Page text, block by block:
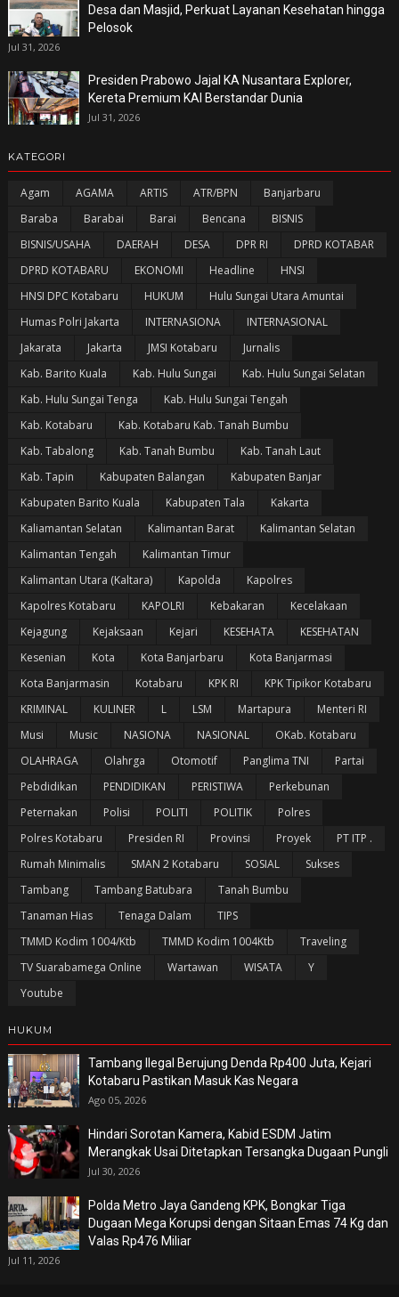
Desa dan Masjid, Perkuat Layanan Kesehatan hingga
Pelosok
Jul 31, 2026
Presiden Prabowo Jajal KA Nusantara Explorer,
Kereta Premium KAI Berstandar Dunia
Jul 31, 2026
KATEGORI
Agam AGAMA ARTIS ATR/BPN
Banjarbaru
Baraba
Barabai Barai Bencana
BISNIS
BISNIS/USAHA
DAERAH DESA DPR RI
DPRD KOTABAR
DPRD KOTABARU
EKONOMI Headline
HNSI
HNSI DPC Kotabaru
HUKUM
Hulu Sungai Utara Amuntai
Humas Polri Jakarta
INTERNASIONA
INTERNASIONAL
Jakarata
Jakarta JMSI Kotabaru
Jurnalis
Kab. Barito Kuala
Kab. Hulu Sungai
Kab. Hulu Sungai Selatan
Kab. Hulu Sungai Tenga
Kab. Hulu Sungai Tengah
Kab. Kotabaru
Kab. Kotabaru Kab. Tanah Bumbu
Kab. Tabalong
Kab. Tanah Bumbu
Kab. Tanah Laut
Kab. Tapin
Kabupaten Balangan
Kabupaten Banjar
Kabupaten Barito Kuala
Kabupaten Tala
Kakarta
Kaliamantan Selatan
Kalimantan Barat
Kalimantan Selatan
Kalimantan Tengah
Kalimantan Timur
Kalimantan Utara (Kaltara)
Kapolda
Kapolres
Kapolres Kotabaru
KAPOLRI Kebakaran
Kecelakaan
Kejagung
Kejaksaan Kejari KESEHATA
KESEHATAN
Kesenian
Kota Kota Banjarbaru
Kota Banjarmasi
Kota Banjarmasin
Kotabaru KPK RI
KPK Tipikor Kotabaru
KRIMINAL
KULINER L LSM Martapura
Menteri RI
Musi
Music NASIONA NASIONAL
OKab. Kotabaru
OLAHRAGA
Olahrga Otomotif Panglima TNI
Partai
Pebdidikan
PENDIDIKAN PERISTIWA
Perkebunan
Peternakan
Polisi POLITI POLITIK
Polres
Polres Kotabaru
Presiden RI Provinsi Proyek
PT ITP .
Rumah Minimalis
SMAN 2 Kotabaru SOSIAL
Sukses
Tambang
Tambang Batubara
Tanah Bumbu
Tanaman Hias
Tenaga Dalam
TIPS
TMMD Kodim 1004/Ktb
TMMD Kodim 1004Ktb
Traveling
TV Suarabamega Online
Wartawan WISATA
Y
Youtube
HUKUM
Tambang Ilegal Berujung Denda Rp400 Juta, Kejari
Kotabaru Pastikan Masuk Kas Negara
Ago 05, 2026
Hindari Sorotan Kamera, Kabid ESDM Jatim
Merangkak Usai Ditetapkan Tersangka Dugaan Pungli
Jul 30, 2026
Polda Metro Jaya Gandeng KPK, Bongkar Tiga
Dugaan Mega Korupsi dengan Sitaan Emas 74 Kg dan
Valas Rp476 Miliar
Jul 11, 2026